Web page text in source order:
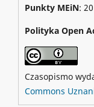
Punkty MEiN: 20
Polityka Open
Czasopismo
Commons